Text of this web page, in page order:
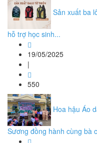
Sản xuất ba
hỗ trợ học sinh...
19/05/2025
|
550
Hoa hậu Áo
Sương đồng hành cùng bà